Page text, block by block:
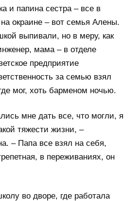
и папина сестра – все в
окраине – вот семья Алены.
выпивали, но в меру, как
мама – в отделе
предприятие
за семью взял
мог, хоть барменом ночью.
мне дать все, что могли, я
тяжести жизни, –
– Папа все взял на себя,
в переживаниях, он
во дворе, где работала